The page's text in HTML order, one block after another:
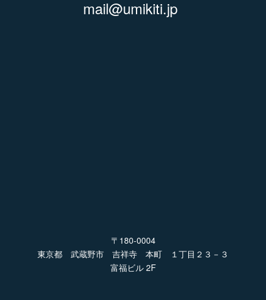
mail@umikiti.jp
〒180-0004
東京都 武蔵野市 吉祥寺 本町 １丁目２３－３
富福ビル 2F